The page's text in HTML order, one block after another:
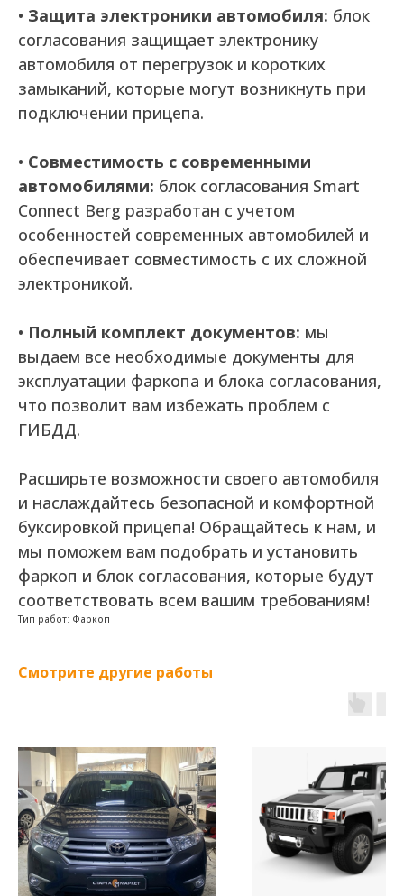
• Защита электроники автомобиля: блок
согласования защищает электронику
автомобиля от перегрузок и коротких
замыканий, которые могут возникнуть при
подключении прицепа.
• Совместимость с современными
автомобилями: блок согласования Smart
Connect Berg разработан с учетом
особенностей современных автомобилей и
обеспечивает совместимость с их сложной
электроникой.
• Полный комплект документов: мы
выдаем все необходимые документы для
эксплуатации фаркопа и блока согласования,
что позволит вам избежать проблем с
ГИБДД.
Расширьте возможности своего автомобиля
и наслаждайтесь безопасной и комфортной
буксировкой прицепа! Обращайтесь к нам, и
мы поможем вам подобрать и установить
фаркоп и блок согласования, которые будут
соответствовать всем вашим требованиям!
Тип работ: Фаркоп
Смотрите другие работы